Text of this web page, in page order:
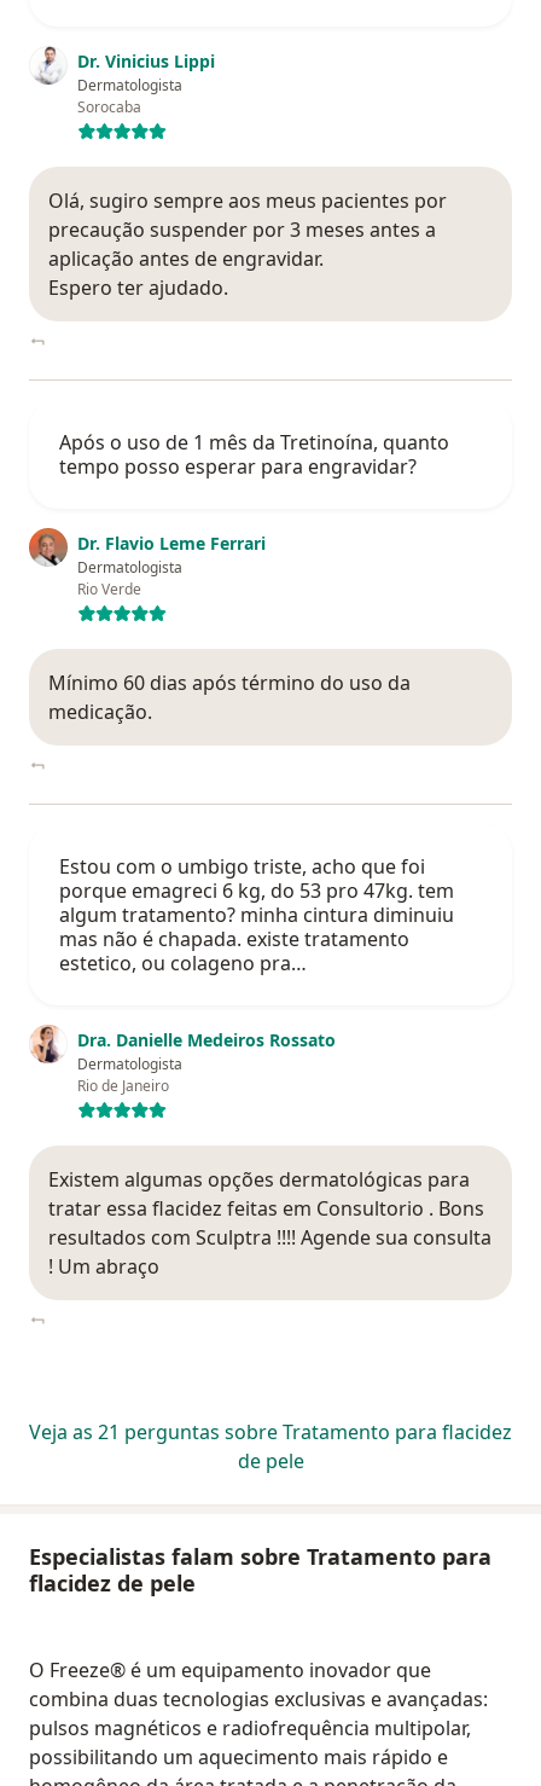
Dr. Vinicius Lippi
Dermatologista
Sorocaba
Olá, sugiro sempre aos meus pacientes por
precaução suspender por 3 meses antes a
aplicação antes de engravidar.
Espero ter ajudado.
Após o uso de 1 mês da Tretinoína, quanto
tempo posso esperar para engravidar?
Dr. Flavio Leme Ferrari
Dermatologista
Rio Verde
Mínimo 60 dias após término do uso da
medicação.
Estou com o umbigo triste, acho que foi
porque emagreci 6 kg, do 53 pro 47kg. tem
algum tratamento? minha cintura diminuiu
mas não é chapada. existe tratamento
estetico, ou colageno pra…
Dra. Danielle Medeiros Rossato
Dermatologista
Rio de Janeiro
Existem algumas opções dermatológicas para
tratar essa flacidez feitas em Consultorio . Bons
resultados com Sculptra !!!! Agende sua consulta
! Um abraço
Veja as 21 perguntas sobre Tratamento para flacidez
de pele
Especialistas falam sobre Tratamento para
flacidez de pele
O Freeze® é um equipamento inovador que
combina duas tecnologias exclusivas e avançadas:
pulsos magnéticos e radiofrequência multipolar,
possibilitando um aquecimento mais rápido e